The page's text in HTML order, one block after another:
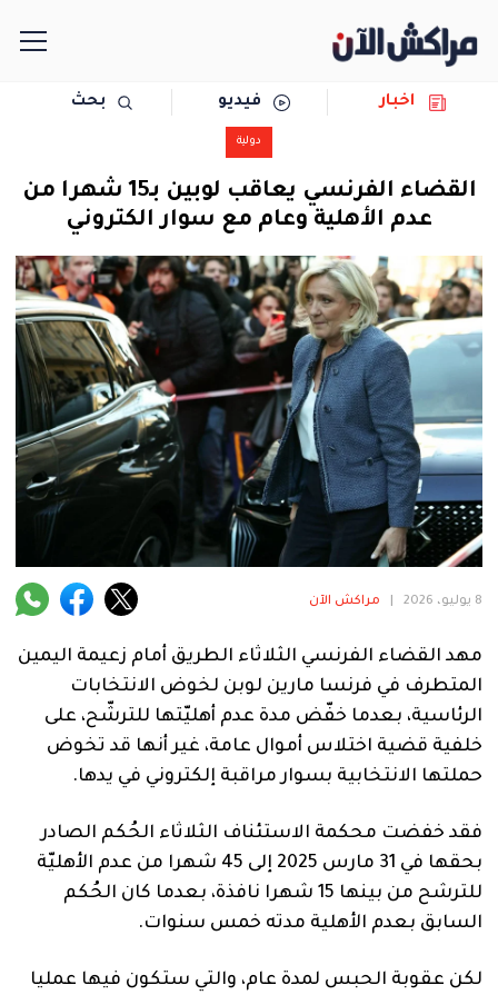
مجتمع
سياسة
رياضة
حوادث
المرأة
فنية
منوعة
آراء
اخبار فيديو بحث
دولية
القضاء الفرنسي يعاقب لوبين بـ15 شهرا من
عدم الأهلية وعام مع سوار الكتروني
8 يوليو، 2026 مراكش الآن
مهد القضاء الفرنسي الثلاثاء الطريق أمام زعيمة اليمين
المتطرف في فرنسا مارين لوبن لخوض الانتخابات
الرئاسية، بعدما خفّض مدة عدم أهليّتها للترشّح، على
خلفية قضية اختلاس أموال عامة، غير أنها قد تخوض
حملتها الانتخابية بسوار مراقبة إلكتروني في يدها.
فقد خفضت محكمة الاستئناف الثلاثاء الحُكم الصادر
بحقها في 31 مارس 2025 إلى 45 شهرا من عدم الأهليّة
للترشح من بينها 15 شهرا نافذة، بعدما كان الحُكم
السابق بعدم الأهلية مدته خمس سنوات.
لكن عقوبة الحبس لمدة عام، والتي ستكون فيها عمليا